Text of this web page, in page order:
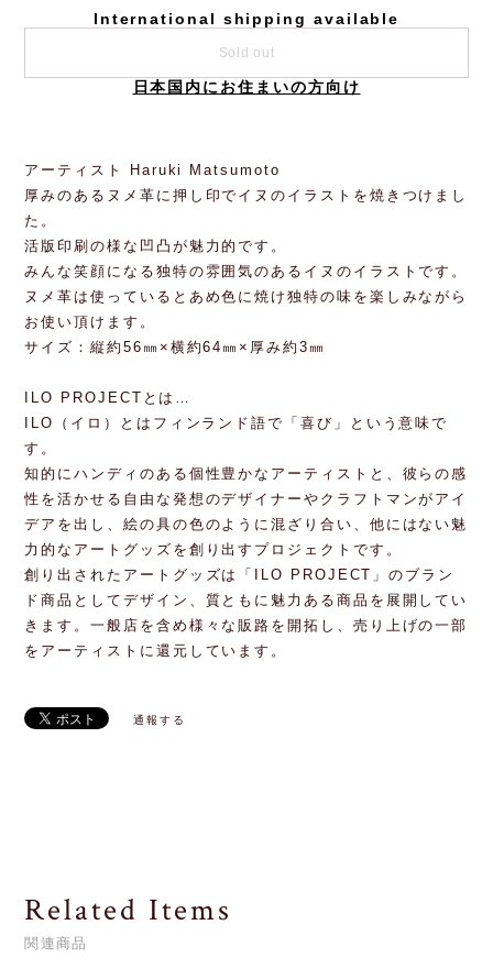
International shipping available
Sold out
日本国内にお住まいの方向け
アーティスト Haruki Matsumoto
厚みのあるヌメ革に押し印でイヌのイラストを焼きつけまし
た。
活版印刷の様な凹凸が魅力的です。
みんな笑顔になる独特の雰囲気のあるイヌのイラストです。
ヌメ革は使っているとあめ色に焼け独特の味を楽しみながら
お使い頂けます。
サイズ：縦約56㎜×横約64㎜×厚み約3㎜
ILO PROJECTとは…
ILO（イロ）とはフィンランド語で「喜び」という意味で
す。
知的にハンディのある個性豊かなアーティストと、彼らの感
性を活かせる自由な発想のデザイナーやクラフトマンがアイ
デアを出し、絵の具の色のように混ざり合い、他にはない魅
力的なアートグッズを創り出すプロジェクトです。
創り出されたアートグッズは「ILO PROJECT」のブラン
ド商品としてデザイン、質ともに魅力ある商品を展開してい
きます。一般店を含め様々な販路を開拓し、売り上げの一部
をアーティストに還元しています。
通報する
Related Items
関連商品